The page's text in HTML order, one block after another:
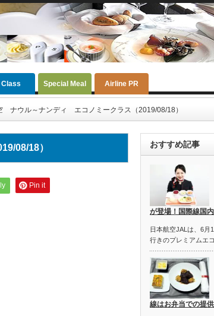
Class Special Meal Airline PR
ナウル～ナンディ エコノミークラス（2019/08/18）
08/18）
Pin it
おすすめ記事
が登場！国際線国
日本航空JALは、6月
行きのプレミアムエ
線はお弁当での提